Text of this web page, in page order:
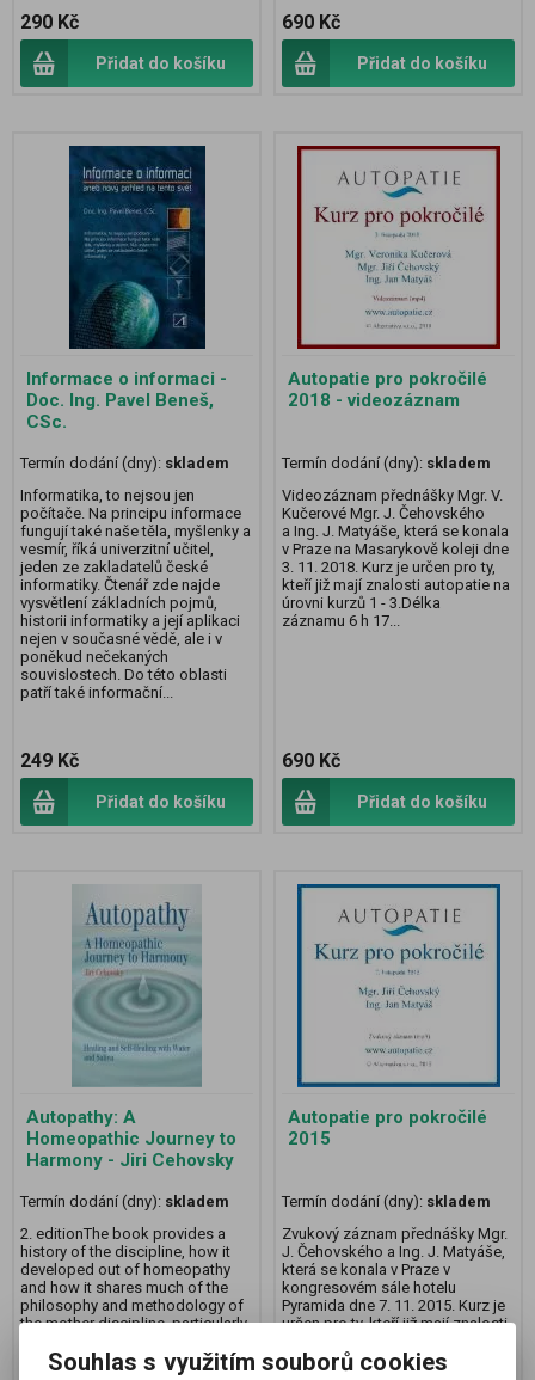
290 Kč
Přidat do košíku
690 Kč
Přidat do košíku
Informace o informaci -
Doc. Ing. Pavel Beneš,
CSc.
Termín dodání (dny): skladem
Informatika, to nejsou jen
počítače. Na principu informace
fungují také naše těla, myšlenky a
vesmír, říká univerzitní učitel,
jeden ze zakladatelů české
informatiky. Čtenář zde najde
vysvětlení základních pojmů,
historii informatiky a její aplikaci
nejen v současné vědě, ale i v
poněkud nečekaných
souvislostech. Do této oblasti
patří také informační...
249 Kč
Přidat do košíku
Autopatie pro pokročilé
2018 - videozáznam
Termín dodání (dny): skladem
Videozáznam přednášky Mgr. V.
Kučerové Mgr. J. Čehovského
a Ing. J. Matyáše, která se konala
v Praze na Masarykově koleji dne
3. 11. 2018. Kurz je určen pro ty,
kteří již mají znalosti autopatie na
úrovni kurzů 1 - 3.Délka
záznamu 6 h 17...
690 Kč
Přidat do košíku
Autopathy: A
Homeopathic Journey to
Harmony - Jiri Cehovsky
Termín dodání (dny): skladem
2. editionThe book provides a
history of the discipline, how it
developed out of homeopathy
and how it shares much of the
philosophy and methodology of
the mother discipline, particularly
dilution - potency, repeating the
Autopatie pro pokročilé
2015
Termín dodání (dny): skladem
Zvukový záznam přednášky Mgr.
J. Čehovského a Ing. J. Matyáše,
která se konala v Praze v
kongresovém sále hotelu
Pyramida dne 7. 11. 2015. Kurz je
určen pro ty, kteří již mají znalosti
3.Délka záznamu 6 hodin.
Souhlas s využitím souborů cookies